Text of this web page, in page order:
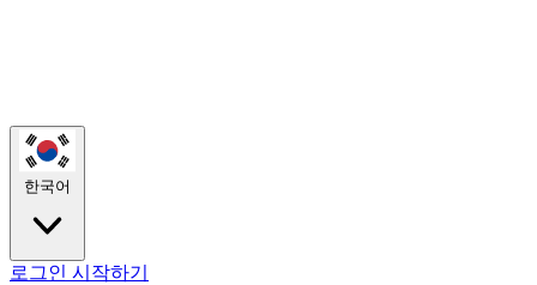
한국어
로그인 시작하기